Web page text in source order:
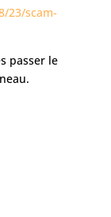
23/scam-
passer le